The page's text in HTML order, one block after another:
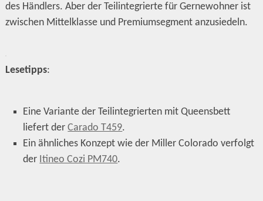
des Händlers. Aber der Teilintegrierte für Gernewohner ist
zwischen Mittelklasse und Premiumsegment anzusiedeln.
Lesetipps:
Eine Variante der Teilintegrierten mit Queensbett
liefert derCarado T459.
Ein ähnliches Konzept wie der Miller Colorado verfolgt
der Itineo Cozi PM740.